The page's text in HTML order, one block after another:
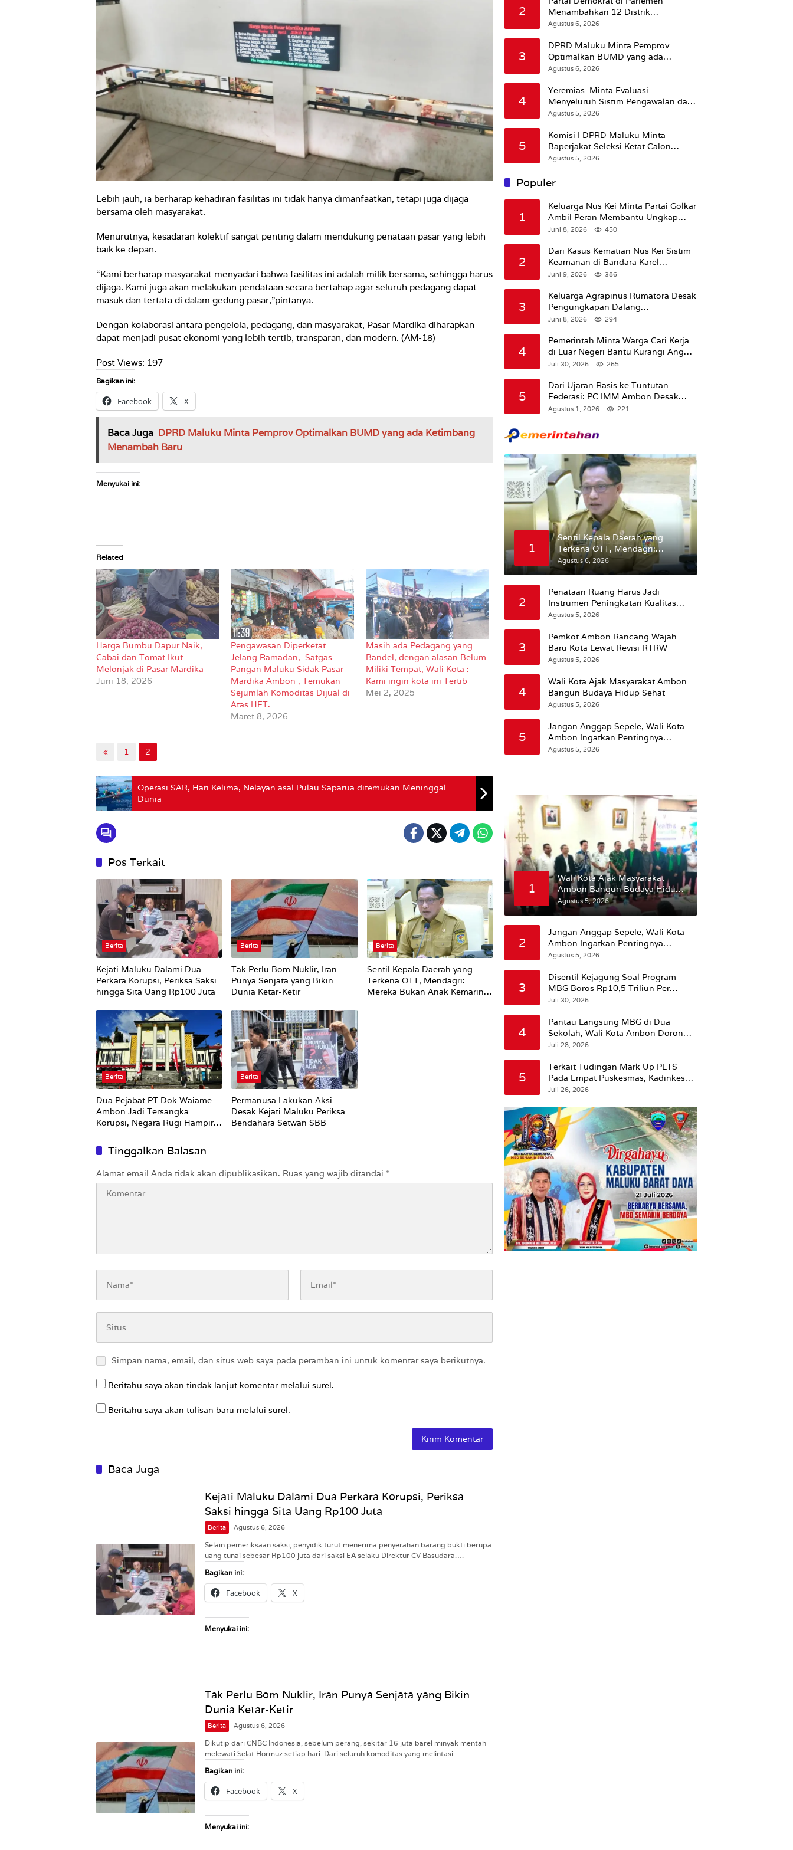
Lebih jauh, ia berharap kehadiran fasilitas ini tidak hanya dimanfaatkan, tetapi juga dijaga
bersama oleh masyarakat.
Menurutnya, kesadaran kolektif sangat penting dalam mendukung penataan pasar yang lebih
baik ke depan.
“Kami berharap masyarakat menyadari bahwa fasilitas ini adalah milik bersama, sehingga harus
dijaga. Kami juga akan melakukan pendataan secara bertahap agar seluruh pedagang dapat
masuk dan tertata di dalam gedung pasar,”pintanya.
Dengan kolaborasi antara pengelola, pedagang, dan masyarakat, Pasar Mardika diharapkan
dapat menjadi pusat ekonomi yang lebih tertib, transparan, dan modern. (AM-18)
Post Views: 197
Bagikan ini:
Facebook X
Baca Juga DPRD Maluku Minta Pemprov Optimalkan BUMD yang ada Ketimbang
Menambah Baru
Menyukai ini:
Related
Harga Bumbu Dapur Naik,
Cabai dan Tomat Ikut
Melonjak di Pasar Mardika
Juni 18, 2026
Pengawasan Diperketat
Jelang Ramadan, Satgas
Pangan Maluku Sidak Pasar
Mardika Ambon , Temukan
Sejumlah Komoditas Dijual di
Atas HET.
Maret 8, 2026
Masih ada Pedagang yang
Bandel, dengan alasan Belum
Miliki Tempat, Wali Kota :
Kami ingin kota ini Tertib
Mei 2, 2025
« 1 2
Operasi SAR, Hari Kelima, Nelayan asal Pulau Saparua ditemukan Meninggal
Dunia
Pos Terkait
Berita
Kejati Maluku Dalami Dua
Perkara Korupsi, Periksa Saksi
hingga Sita Uang Rp100 Juta
Berita
Tak Perlu Bom Nuklir, Iran
Punya Senjata yang Bikin
Dunia Ketar-Ketir
Berita
Sentil Kepala Daerah yang
Terkena OTT, Mendagri:
Mereka Bukan Anak Kemarin
Berita
Dua Pejabat PT Dok Waiame
Ambon Jadi Tersangka
Korupsi, Negara Rugi Hampir
Berita
Permanusa Lakukan Aksi
Desak Kejati Maluku Periksa
Bendahara Setwan SBB
Tinggalkan Balasan
Alamat email Anda tidak akan dipublikasikan. Ruas yang wajib ditandai *
Simpan nama, email, dan situs web saya pada peramban ini untuk komentar saya berikutnya.
Beritahu saya akan tindak lanjut komentar melalui surel.
Beritahu saya akan tulisan baru melalui surel.
Baca Juga
Kejati Maluku Dalami Dua Perkara Korupsi, Periksa
Saksi hingga Sita Uang Rp100 Juta
Berita Agustus 6, 2026
Selain pemeriksaan saksi, penyidik turut menerima penyerahan barang bukti berupa
uang tunai sebesar Rp100 juta dari saksi EA selaku Direktur CV Basudara….
Bagikan ini:
Facebook X
Menyukai ini:
Tak Perlu Bom Nuklir, Iran Punya Senjata yang Bikin
Dunia Ketar-Ketir
Berita Agustus 6, 2026
Dikutip dari CNBC Indonesia, sebelum perang, sekitar 16 juta barel minyak mentah
melewati Selat Hormuz setiap hari. Dari seluruh komoditas yang melintasi…
Bagikan ini:
Facebook X
Menyukai ini:
2
Menambahkan 12 Distrik
Pendukung Trump
Agustus 6, 2026
3
DPRD Maluku Minta Pemprov
Optimalkan BUMD yang ada
Ketimbang Menambah Baru
Agustus 6, 2026
4
Yeremias Minta Evaluasi
Menyeluruh Sistim Pengawalan dan
Operasional Angkutan Kontainer
Agustus 5, 2026
5
Komisi I DPRD Maluku Minta
Baperjakat Seleksi Ketat Calon
Pejabat Termasuk Rekam Jejak
Agustus 5, 2026
Populer
1
Keluarga Nus Kei Minta Partai Golkar
Ambil Peran Membantu Ungkap
Kematian Almarhum
Juni 8, 2026 450
2
Dari Kasus Kematian Nus Kei Sistim
Keamanan di Bandara Karel
Sadsuitubun Langgur
Juni 9, 2026 386
3
Keluarga Agrapinus Rumatora Desak
Pengungkapan Dalang
Pembunuhan, Siap Bawa Kasus ke
Juni 8, 2026 294
4
Pemerintah Minta Warga Cari Kerja
di Luar Negeri Bantu Kurangi Angka
Pengangguran
Juli 30, 2026 265
5
Dari Ujaran Rasis ke Tuntutan
Federasi: PC IMM Ambon Desak
Klarifikasi Presiden dan Imbau
Putih Di Maluku.
Agustus 1, 2026 221
1
Sentil Kepala Daerah yang
Terkena OTT, Mendagri:
Mereka Bukan Anak Kemarin
Sore
Agustus 6, 2026
2
Penataan Ruang Harus Jadi
Instrumen Peningkatan Kualitas
Hidup Masyarakat, Wattimena:
Susun RDTR Sebagai Dasar Hukum
Agustus 5, 2026
3
Pemkot Ambon Rancang Wajah
Baru Kota Lewat Revisi RTRW
Agustus 5, 2026
4
Wali Kota Ajak Masyarakat Ambon
Bangun Budaya Hidup Sehat
Agustus 5, 2026
5
Jangan Anggap Sepele, Wali Kota
Ambon Ingatkan Pentingnya
Perencanaan Kesehatan
Agustus 5, 2026
1
Wali Kota Ajak Masyarakat
Ambon Bangun Budaya Hidup
Sehat
Agustus 5, 2026
2
Jangan Anggap Sepele, Wali Kota
Ambon Ingatkan Pentingnya
Perencanaan Kesehatan
Agustus 5, 2026
3
Disentil Kejagung Soal Program
MBG Boros Rp10,5 Triliun Per
Tahun, Kepala BGN Sudaryono Beri
Juli 30, 2026
4
Pantau Langsung MBG di Dua
Sekolah, Wali Kota Ambon Dorong
Pemerataan Hingga Wilayah
Juli 28, 2026
5
Terkait Tudingan Mark Up PLTS
Pada Empat Puskesmas, Kadinkes
Ambon Beri Klarifikasi.
Juli 26, 2026